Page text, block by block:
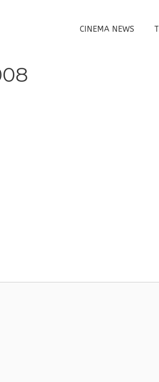
CINEMA NEWS